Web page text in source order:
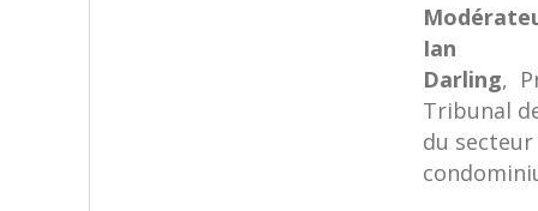
Ian
Darling,
Tribunal
du secteur